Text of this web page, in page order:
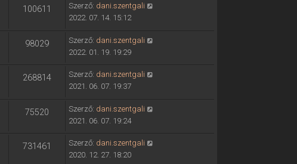
100611 Szerző: dani.szentgali
2022. 07. 14. 15:12
98029 Szerző: dani.szentgali
2022. 01. 19. 19:29
268814 Szerző: dani.szentgali
2021. 06. 07. 19:37
75520 Szerző: dani.szentgali
2021. 06. 07. 19:24
731461 Szerző: dani.szentgali
2020. 12. 27. 18:20